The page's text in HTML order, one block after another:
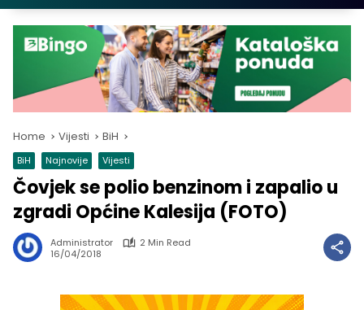
Home Vijesti BiH
BiH Najnovije Vijesti
Čovjek se polio benzinom i zapalio u
zgradi Općine Kalesija (FOTO)
Administrator
2 Min Read
16/04/2018